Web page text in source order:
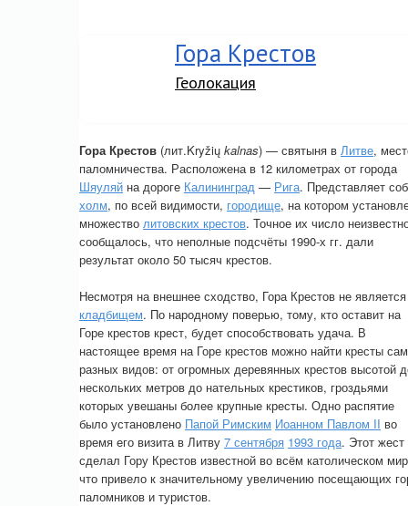
Гора Крестов
Геолокация
Гора Крестов (лит.Kryžių kalnas) — святыня в Литве,
паломничества. Расположена в 12 километрах от города
Шяуляй на дороге Калининград — Рига. Представляет
холм, по всей видимости, городище, на котором
множество литовских крестов. Точное их число
сообщалось, что неполные подсчёты 1990-х гг. дали
результат около 50 тысяч крестов.
Несмотря на внешнее сходство, Гора Крестов не является
кладбищем. По народному поверью, тому, кто оставит на
Горе крестов крест, будет способствовать удача. В
настоящее время на Горе крестов можно найти кресты
разных видов: от огромных деревянных крестов высотой
нескольких метров до нательных крестиков, гроздьями
которых увешаны более крупные кресты. Одно распятие
было установлено Папой Римским Иоанном Павлом II во
время его визита в Литву 7 сентября 1993 года. Этот жест
сделал Гору Крестов известной во всём католическом
что привело к значительному увеличению посещающих
паломников и туристов.